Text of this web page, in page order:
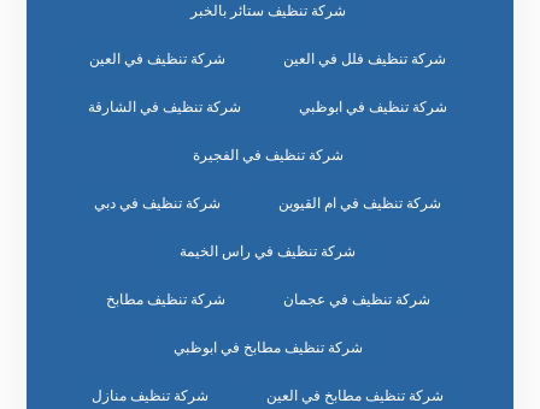
شركة تنظيف ستائر بالخبر
شركة تنظيف فلل في العين شركة تنظيف في العين
شركة تنظيف في ابوظبي شركة تنظيف في الشارقة
شركة تنظيف في الفجيرة
شركة تنظيف في ام القيوين شركة تنظيف في دبي
شركة تنظيف في راس الخيمة
شركة تنظيف في عجمان شركة تنظيف مطابخ
شركة تنظيف مطابخ في ابوظبي
شركة تنظيف مطابخ في العين شركة تنظيف منازل